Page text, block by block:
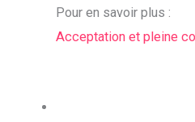
Pour en savoir plus :
Acceptation et pleine